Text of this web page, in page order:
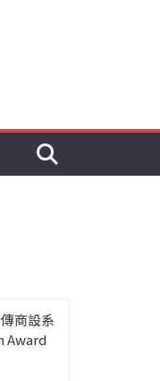
商設系
Award